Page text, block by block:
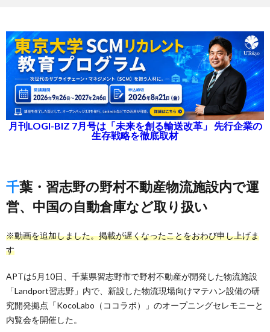
月刊LOGI-BIZ 7月号は「未来を創る輸送改革」 先行企業の
生存戦略を徹底取材
千葉・習志野の野村不動産物流施設内で運
営、中国の自動倉庫など取り扱い
※動画を追加しました。掲載が遅くなったことをおわび申し上げま
す
APTは5月10日、千葉県習志野市で野村不動産が開発した物流施設
「Landport習志野」内で、新設した物流現場向けマテハン設備の研
究開発拠点「KocoLabo（ココラボ）」のオープニングセレモニーと
内覧会を開催した。